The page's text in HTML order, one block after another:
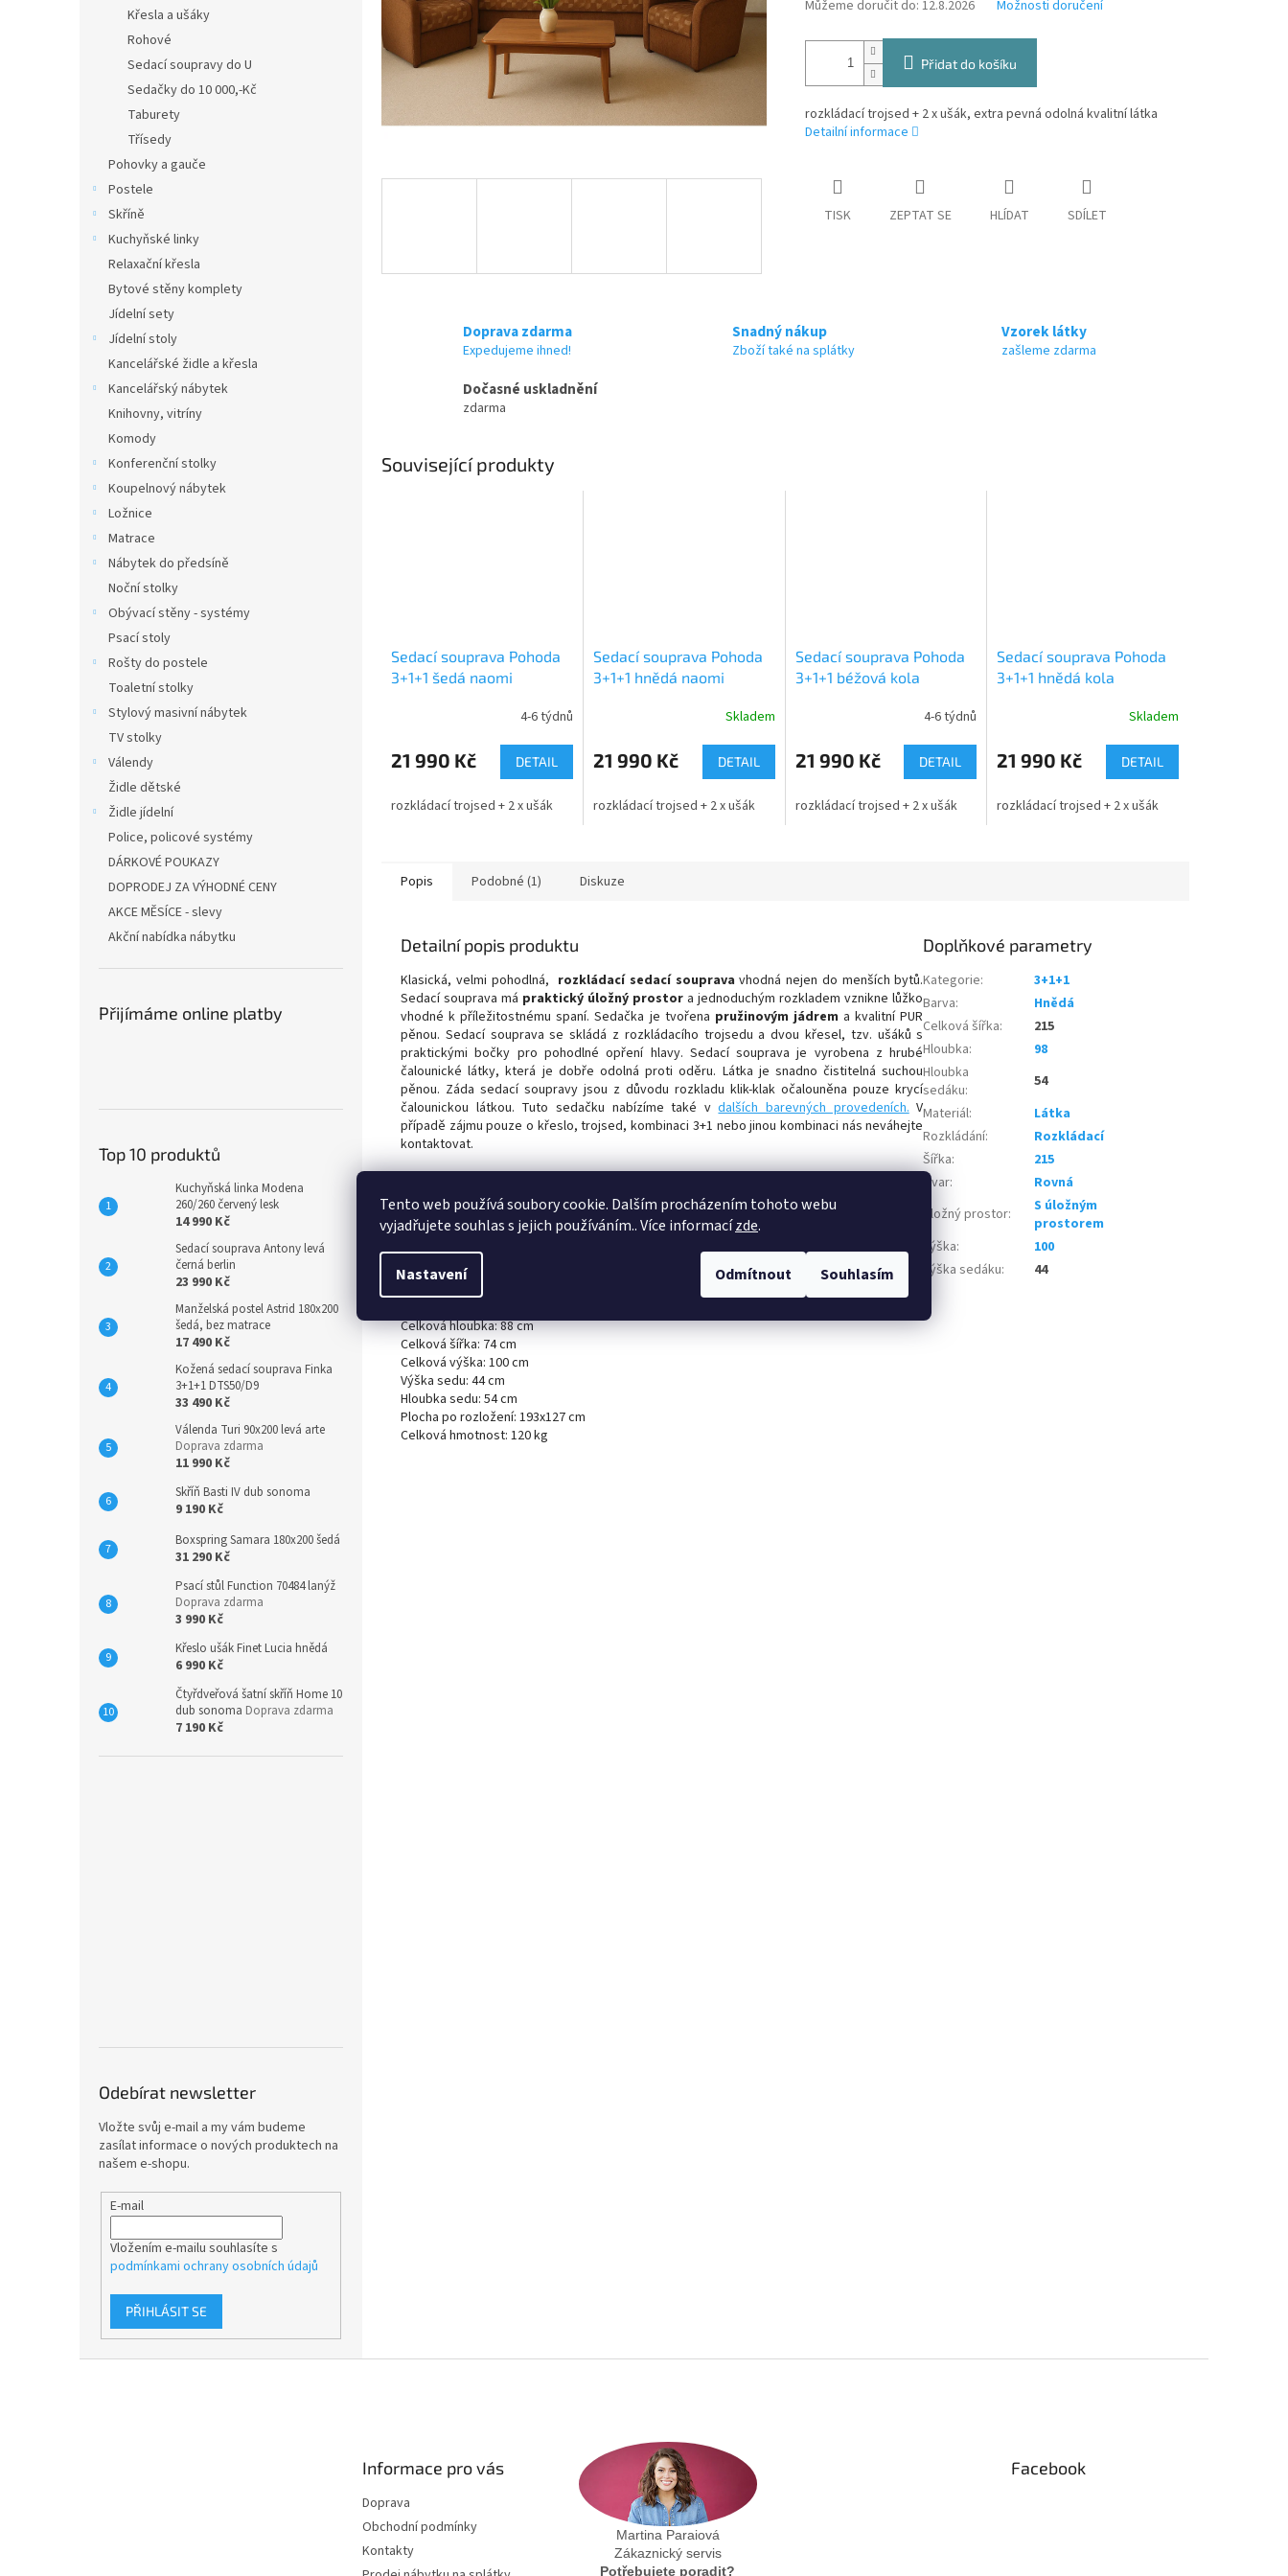
Tento web používá soubory cookie. Dalším procházením tohoto webu
vyjadřujete souhlas s jejich používáním.. Více informacízde.
Nastavení Odmítnout Souhlasím
Křesla a ušáky
Rohové
Sedací soupravy do U
Sedačky do 10 000,-Kč
Taburety
Třísedy
Pohovky a gauče
Postele
Skříně
Kuchyňské linky
Relaxační křesla
Bytové stěny komplety
Jídelní sety
Jídelní stoly
Kancelářské židle a křesla
Kancelářský nábytek
Knihovny, vitríny
Komody
Konferenční stolky
Koupelnový nábytek
Ložnice
Matrace
Nábytek do předsíně
Noční stolky
Obývací stěny - systémy
Psací stoly
Rošty do postele
Toaletní stolky
Stylový masivní nábytek
TV stolky
Válendy
Židle dětské
Židle jídelní
Police, policové systémy
DÁRKOVÉ POUKAZY
DOPRODEJ ZA VÝHODNÉ CENY
AKCE MĚSÍCE - slevy
Akční nabídka nábytku
Přijímáme online platby
Top 10 produktů
Kuchyňská linka Modena
260/260 červený lesk
14 990 Kč
Sedací souprava Antony levá
černá berlin
23 990 Kč
Manželská postel Astrid 180x200
šedá, bez matrace
17 490 Kč
Kožená sedací souprava Finka
3+1+1 DTS50/D9
33 490 Kč
Válenda Turi 90x200 levá arte
Doprava zdarma
11 990 Kč
Skříň Basti IV dub sonoma
9 190 Kč
Boxspring Samara 180x200 šedá
31 290 Kč
Psací stůl Function 70484 lanýž
Doprava zdarma
3 990 Kč
Křeslo ušák Finet Lucia hnědá
6 990 Kč
Čtyřdveřová šatní skříň Home 10
dub sonoma Doprava zdarma
7 190 Kč
Odebírat newsletter
Vložte svůj e-mail a my vám budeme
zasílat informace o nových produktech na
našem e-shopu.
E-mail
Vložením e-mailu souhlasíte s
podmínkami ochrany osobních údajů
PŘIHLÁSIT SE
Můžeme doručit do: 12.8.2026 Možnosti doručení
Přidat do košíku
rozkládací trojsed + 2 x ušák, extra pevná odolná kvalitní látka
Detailní informace
TISK ZEPTAT SE HLÍDAT SDÍLET
Doprava zdarma
Expedujeme ihned!
Snadný nákup
Zboží také na splátky
Vzorek látky
zašleme zdarma
Dočasné uskladnění
zdarma
Související produkty
Sedací souprava Pohoda
3+1+1 šedá naomi
4-6 týdnů
21 990 Kč DETAIL
rozkládací trojsed + 2 x ušák
Sedací souprava Pohoda
3+1+1 hnědá naomi
Skladem
21 990 Kč DETAIL
rozkládací trojsed + 2 x ušák
Sedací souprava Pohoda
3+1+1 béžová kola
4-6 týdnů
21 990 Kč DETAIL
rozkládací trojsed + 2 x ušák
Sedací souprava Pohoda
3+1+1 hnědá kola
Skladem
21 990 Kč DETAIL
rozkládací trojsed + 2 x ušák
Popis Podobné (1) Diskuze
Detailní popis produktu
Klasická, velmi pohodlná, rozkládací sedací souprava vhodná nejen do menších bytů.
Sedací souprava má praktický úložný prostor a jednoduchým rozkladem vznikne lůžko
vhodné k příležitostnému spaní. Sedačka je tvořena pružinovým jádrem a kvalitní PUR
pěnou. Sedací souprava se skládá z rozkládacího trojsedu a dvou křesel, tzv. ušáků s
praktickými bočky pro pohodlné opření hlavy. Sedací souprava je vyrobena z hrubé
čalounické látky, která je dobře odolná proti oděru. Látka je snadno čistitelná suchou
pěnou. Záda sedací soupravy jsou z důvodu rozkladu klik-klak očalouněna pouze krycí
čalounickou látkou. Tuto sedačku nabízíme také vdalších barevných provedeních.V
případě zájmu pouze o křeslo, trojsed, kombinaci 3+1 nebo jinou kombinaci nás neváhejte
kontaktovat.
Šířka trojsedu s boky: 215 cm
Celková výška: 100 cm
Výška sedu: 40 cm
Hloubka sedu: 54 cm
Celková hloubka: 98 cm
Celková hloubka: 88 cm
Celková šířka: 74 cm
Celková výška: 100 cm
Výška sedu: 44 cm
Hloubka sedu: 54 cm
Plocha po rozložení: 193x127 cm
Celková hmotnost: 120 kg
Doplňkové parametry
Kategorie:
3+1+1
Barva:
Hnědá
Celková šířka:
215
Hloubka:
98
Hloubka
sedáku:
54
Materiál:
Látka
Rozkládání:
Rozkládací
Šířka:
215
Tvar:
Rovná
Úložný prostor:
S úložným
prostorem
Výška:
100
Výška sedáku: 44
Informace pro vás
Doprava
Obchodní podmínky
Kontakty
Martina Paraiová
Zákaznický servis
Potřebujete poradit?
Facebook